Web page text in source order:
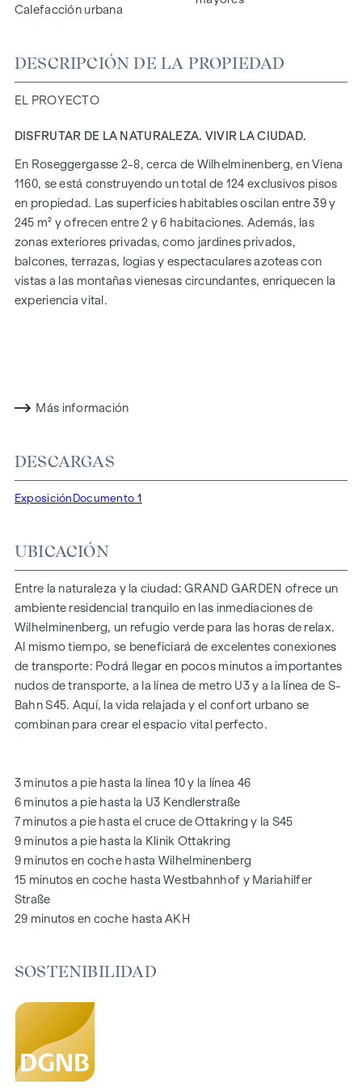
Calefacción urbana
DESCRIPCIÓN DE LA PROPIEDAD
EL PROYECTO
DISFRUTAR DE LA NATURALEZA. VIVIR LA CIUDAD.
En Roseggergasse 2-8, cerca de Wilhelminenberg, en Viena
1160, se está construyendo un total de 124 exclusivos pisos
en propiedad. Las superficies habitables oscilan entre 39 y
245 m² y ofrecen entre 2 y 6 habitaciones. Además, las
zonas exteriores privadas, como jardines privados,
balcones, terrazas, logias y espectaculares azoteas con
vistas a las montañas vienesas circundantes, enriquecen la
experiencia vital.
propiedad no sólo ofrece menores costes energéticos y una
iluminación. Los residentes se benefician de una ubicación
ideal, a pocos minutos a pie de las estaciones de metro
"Ottakring" y "Kendlerstraße", que ofrecen una conexión
NATURALEZA Y CALIDAD DE VIDA
Lo más destacado del proyecto residencialGRAND
GARDENes el oasis de paz del patio interior de 1.000 m², un
refugio único para todas las generaciones. Aquí es donde la
naturaleza se encuentra con la vida urbana y crea una
calidad de vida excepcional.
Las zonas comunes con bancos y mesas invitan a relajarse y
ofrecen un lugar de encuentro natural para todas las
generaciones. Una acogedora zona de juegos infantiles
los niños puedan jugar con seguridad y despreocupación.
Durante la fase de planificación se hizo especial hincapié en
los materiales sostenibles.
El uso exclusivo por parte de los residentes hace de este
patio interior oasis de paz un activo especial del proyecto y
garantiza una calidad de vida excepcional. Experimente la
vida moderna con un valor añadido ecológico: ¡bienvenido a
SU HOGAR CON AMPLIAS VISTAS Y ESPACIOS ABIERTOS
EnGRAND GARDEN
experimenta de nuevo la simbiosis perfecta entre estilo de
vida moderno y estilo histórico. Una característica especial
es el equipamiento de alta calidad, que garantiza una
experiencia de vida óptima con soluciones de planta flexible
Más información
DESCARGAS
Exposición Documento 1
UBICACIÓN
Entre la naturaleza y la ciudad: GRAND GARDEN ofrece un
ambiente residencial tranquilo en las inmediaciones de
Wilhelminenberg, un refugio verde para las horas de relax.
Al mismo tiempo, se beneficiará de excelentes conexiones
de transporte: Podrá llegar en pocos minutos a importantes
nudos de transporte, a la línea de metro U3 y a la línea de S-
Bahn S45. Aquí, la vida relajada y el confort urbano se
combinan para crear el espacio vital perfecto.
3 minutos a pie hasta la línea 10 y la línea 46
6 minutos a pie hasta la U3 Kendlerstraße
7 minutos a pie hasta el cruce de Ottakring y la S45
9 minutos a pie hasta la Klinik Ottakring
9 minutos en coche hasta Wilhelminenberg
15 minutos en coche hasta Westbahnhof y Mariahilfer
Straße
29 minutos en coche hasta AKH
SOSTENIBILIDAD